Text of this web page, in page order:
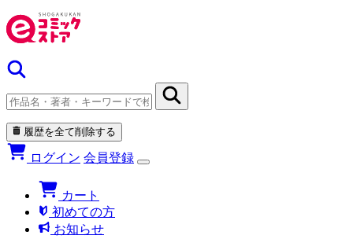
履歴を全て削除する
ログイン 会員登録
カート
初めての方
お知らせ